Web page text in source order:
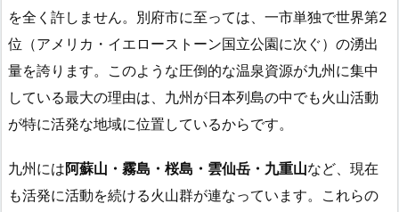
を全く許しません。別府市に至っては、一市単独で世界第2
位（アメリカ・イエローストーン国立公園に次ぐ）の湧出
量を誇ります。このような圧倒的な温泉資源が九州に集中
している最大の理由は、九州が日本列島の中でも火山活動
が特に活発な地域に位置しているからです。
九州には阿蘇山・霧島・桜島・雲仙岳・九重山など、現在
も活発に活動を続ける火山群が連なっています。これらの